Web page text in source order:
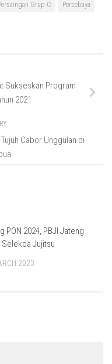
Grup C
Persebaya
Sukseskan Program
2021
Cabor Unggulan di
PON 2024, PBJI Jateng
Selekda Jujitsu
2023